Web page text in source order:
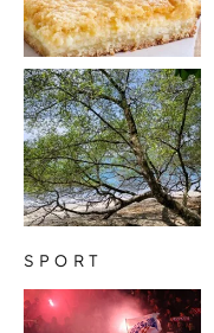
SPORT